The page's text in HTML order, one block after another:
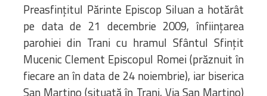
Preasfinţitul Părinte Episcop Siluan a hotărât
pe data de 21 decembrie 2009, înfiinţarea
parohiei din Trani cu hramul Sfântul Sfinţit
Mucenic Clement Episcopul Romei (prăznuit în
fiecare an în data de 24 noiembrie), iar biserica
San Martino (situată în Trani, Via San Martino)